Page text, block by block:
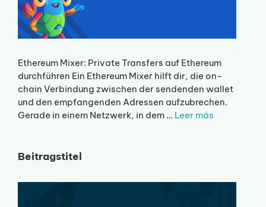
Ethereum Mixer: Private Transfers auf Ethereum
durchführen Ein Ethereum Mixer hilft dir, die on-
chain Verbindung zwischen der sendenden wallet
und den empfangenden Adressen aufzubrechen.
Gerade in einem Netzwerk, in dem … Leer más
Beitragstitel